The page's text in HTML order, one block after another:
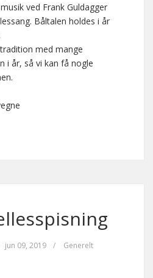
ved Frank Guldagger
Båltalen holdes i år
med mange
i år, så vi kan få nogle
jun 09, 2019 / Generelt